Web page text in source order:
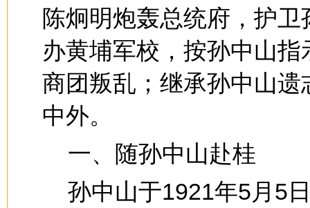
陈炯明炮轰总统府，护
办黄埔军校，按孙中山
商团叛乱；继承孙中山
中外。
一、随孙中山赴桂
孙中山于1921年5月5